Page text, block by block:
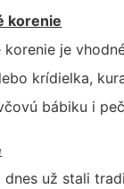
korenie
je
krídielka,
bábiku i
už stali